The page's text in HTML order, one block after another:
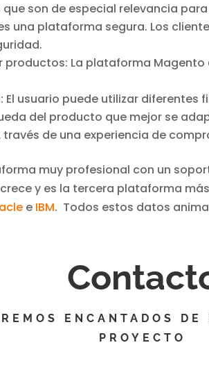
son de especial relevancia
una plataforma segura. Los
productos: La plataforma
El usuario puede utilizar
del producto que mejor se
través de una experiencia de
muy profesional con un
y es la tercera plataforma
e IBM. Todos estos datos
ENCANTADOS DE
PROYECTO